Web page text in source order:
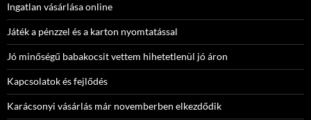
Ingatlan vásárlása online
Játék a pénzzel és a karton nyomtatással
Jó minőségű babakocsit vettem hihetetlenül jó áron
Kapcsolatok és fejlődés
Karácsonyi vásárlás már novemberben elkezdődik